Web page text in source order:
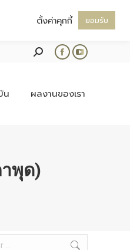
Search:
Facebook
opens
YouTube
opens
น ผลงานของเรา
พุด)
ตั้งค่าคุกกี้ ยอมรับ